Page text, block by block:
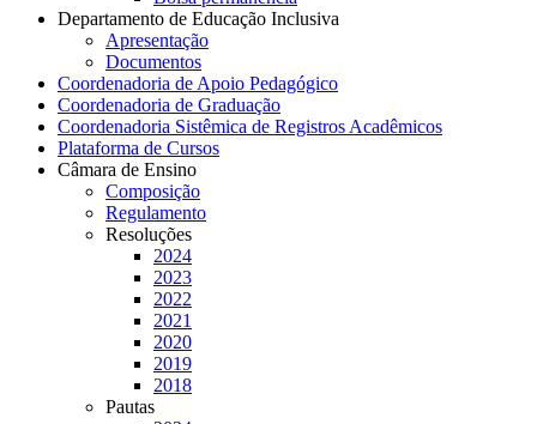
Departamento de Educação Inclusiva
Apresentação
Documentos
Coordenadoria de Apoio Pedagógico
Coordenadoria de Graduação
Coordenadoria Sistêmica de Registros Acadêmicos
Plataforma de Cursos
Câmara de Ensino
Composição
Regulamento
Resoluções
2024
2023
2022
2021
2020
2019
2018
Pautas